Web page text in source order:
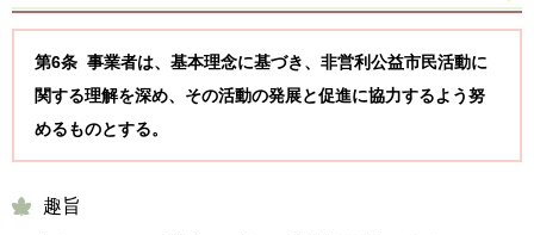
第6条 事業者は、基本理念に基づき、非営利公益市民活動に
関する理解を深め、その活動の発展と促進に協力するよう努
めるものとする。
趣旨